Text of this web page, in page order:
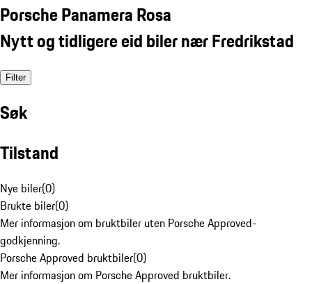
Porsche Panamera Rosa
Nytt og tidligere eid biler nær Fredrikstad
Filter
Søk
Tilstand
Nye biler(0)
Brukte biler(0)
Mer informasjon om bruktbiler uten Porsche Approved-
godkjenning.
Porsche Approved bruktbiler(0)
Mer informasjon om Porsche Approved bruktbiler.